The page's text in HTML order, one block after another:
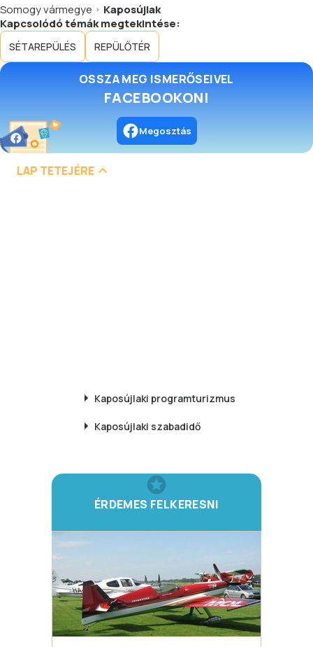
Somogy vármegye
Kaposújlak
Kapcsolódó témák megtekintése:
SÉTAREPÜLÉS REPÜLŐTÉR
OSSZA MEG ISMERŐSEIVEL
FACEBOOKON!
Megosztás
LAP TETEJÉRE
Kaposújlaki programturizmus
Kaposújlaki szabadidő
ÉRDEMES FELKERESNI